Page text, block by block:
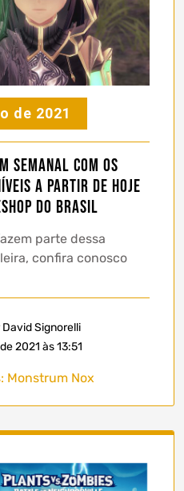
de 2021
semanal com os
a partir de hoje
do Brasil
parte dessa
confira conosco
David Signorelli
2021 às 13:51
Monstrum Nox